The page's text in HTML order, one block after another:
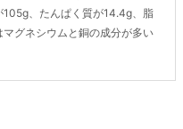
、たんぱく質が14.4g、脂
グネシウムと銅の成分が多い